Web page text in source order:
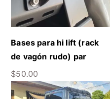
Bases para hi lift (rack
de vagón rudo) par
$50.00